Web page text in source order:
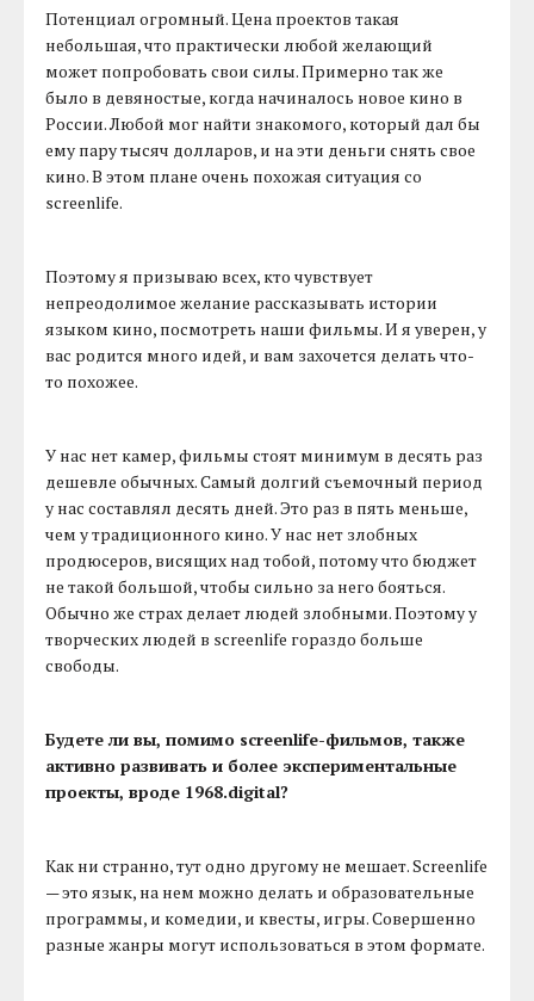
Потенциал огромный. Цена проектов такая
небольшая, что практически любой желающий
может попробовать свои силы. Примерно так же
было в девяностые, когда начиналось новое кино в
России. Любой мог найти знакомого, который дал бы
ему пару тысяч долларов, и на эти деньги снять свое
кино. В этом плане очень похожая ситуация со
screenlife.
Поэтому я призываю всех, кто чувствует
непреодолимое желание рассказывать истории
языком кино, посмотреть наши фильмы. И я уверен, у
вас родится много идей, и вам захочется делать что-
то похожее.
У нас нет камер, фильмы стоят минимум в десять раз
дешевле обычных. Самый долгий съемочный период
у нас составлял десять дней. Это раз в пять меньше,
чем у традиционного кино. У нас нет злобных
продюсеров, висящих над тобой, потому что бюджет
не такой большой, чтобы сильно за него бояться.
Обычно же страх делает людей злобными. Поэтому у
творческих людей в screenlife гораздо больше
свободы.
Будете ли вы, помимо screenlife-фильмов, также
активно развивать и более экспериментальные
проекты, вроде 1968.digital?
Как ни странно, тут одно другому не мешает. Screenlife
— это язык, на нем можно делать и образовательные
программы, и комедии, и квесты, игры. Совершенно
разные жанры могут использоваться в этом формате.